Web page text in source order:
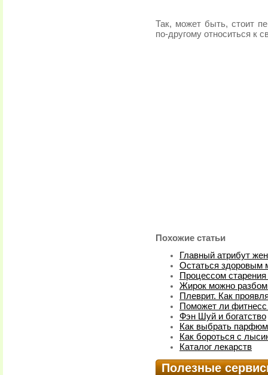
Так, может быть, стоит
по-другому относиться к
Похожие статьи
Главный атрибут
Остаться здоровым
Процессом
Жирок можно
Плеврит. Как
Поможет ли фитнесс
Фэн Шуй и богатство
Как выбрать парфюм
Как бороться с
Каталог лекарств
Полезные